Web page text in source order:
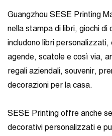
Guangzhou SESE Printing
nella stampa di libri, giochi
includono libri
agende, scatole e così via,
regali aziendali, souvenir,
decorazioni per la casa.
SESE Printing offre anche
decorativi personalizzati e